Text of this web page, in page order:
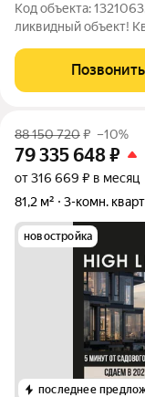
Код объекта:
ликвидный объект!
функциональной
характеристики.
Позвонить
88 150 720₽ –10%
79 335 648₽
от 316 669 ₽ в месяц
81,2 м²
3-комн.
новостройка
последнее